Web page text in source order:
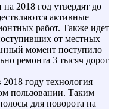
2018 год утвердят до
активные
работ. Также идет
от местных
момент поступило
ремонта 3 тысяч дорог
году технология
пользовании. Таким
для поворота на